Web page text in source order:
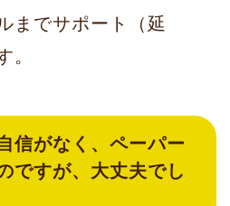
までサポート（延
信がなく、ペーパー
ですが、大丈夫でし